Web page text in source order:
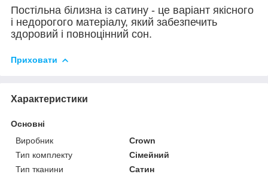
Постільна білизна із сатину - це варіант якісного
і недорогого матеріалу, який забезпечить
здоровий і повноцінний сон.
Приховати
Характеристики
Основні
Виробник
Crown
Тип комплекту
Сімейний
Тип тканини
Сатин